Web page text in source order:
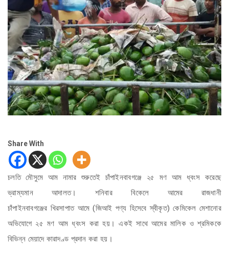
Share With
চলতি মৌসুমে আম নামার শুরুতেই চাঁপাইনবাবগঞ্জে ২৫ মণ আম ধ্বংস করেছে
ভ্রাম্যমান আদালত। শনিবার বিকেলে আমের রাজধানী
চাঁপাইনবাবগঞ্জের খিরসাপাত আমে (জিআই পণ্য হিসেবে স্বীকৃত) কেমিকেল মেশানোর
অভিযোগে ২৫ মণ আম ধ্বংস করা হয়। একই সাথে আমের মালিক ও শ্রমিককে
বিভিন্ন মেয়াদে কারাদণ্ড প্রদান করা হয়।